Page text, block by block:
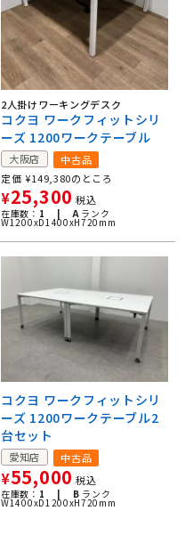
2人掛けワーキングデスク
コクヨ ワークフィットシリ
ーズ 1200ワークテーブル
大阪店
中古品
定価 ¥149,380のところ
¥25,300 税込
在庫数： 1 | A ランク
W1200xD1400xH720mm
コクヨ ワークフィットシリ
ーズ 1200ワークテーブル2
台セット
愛知店 中古品
¥55,000 税込
在庫数： 1 | B ランク
W1400xD1200xH720mm